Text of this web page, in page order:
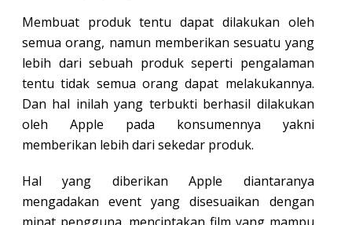
Membuat produk tentu dapat dilakukan oleh
semua orang, namun memberikan sesuatu yang
lebih dari sebuah produk seperti pengalaman
tentu tidak semua orang dapat melakukannya.
Dan hal inilah yang terbukti berhasil dilakukan
oleh Apple pada konsumennya yakni
memberikan lebih dari sekedar produk.
Hal yang diberikan Apple diantaranya
mengadakan event yang disesuaikan dengan